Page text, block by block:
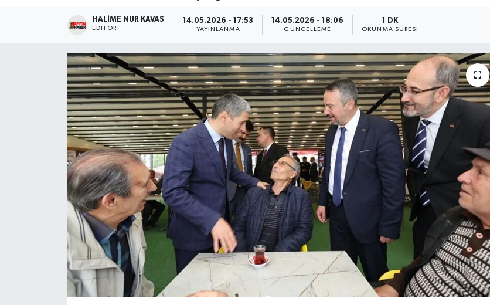
HALIME NUR KAVAS
EDITÖR
14.05.2026 - 17:53
YAYINLANMA
14.05.2026 - 18:06
GÜNCELLEME
1 DK
OKUNMA SÜRESI
Magazin